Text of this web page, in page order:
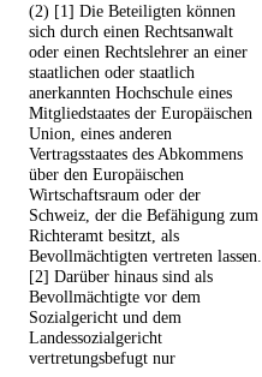
(2) [1] Die Beteiligten können
sich durch einen Rechtsanwalt
oder einen Rechtslehrer an einer
staatlichen oder staatlich
anerkannten Hochschule eines
Mitgliedstaates der Europäischen
Union, eines anderen
Vertragsstaates des Abkommens
über den Europäischen
Wirtschaftsraum oder der
Schweiz, der die Befähigung zum
Richteramt besitzt, als
Bevollmächtigten vertreten lassen.
[2] Darüber hinaus sind als
Bevollmächtigte vor dem
Sozialgericht und dem
Landessozialgericht
vertretungsbefugt nur